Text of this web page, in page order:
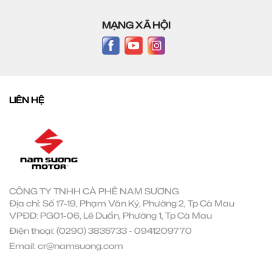
MẠNG XÃ HỘI
LIÊN HỆ
CÔNG TY TNHH CÀ PHÊ NAM SƯƠNG
Địa chỉ: Số 17-19, Phạm Văn Ký, Phường 2, Tp Cà Mau
VPĐD: PG01-06, Lê Duẩn, Phường 1, Tp Cà Mau
Điện thoại: (0290) 3835733- 0941209770
Email: cr@namsuong.com